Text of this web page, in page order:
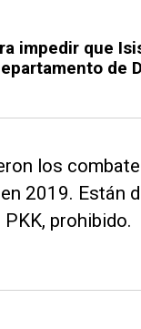
impedir que
de
los
2019. Están
prohibido.